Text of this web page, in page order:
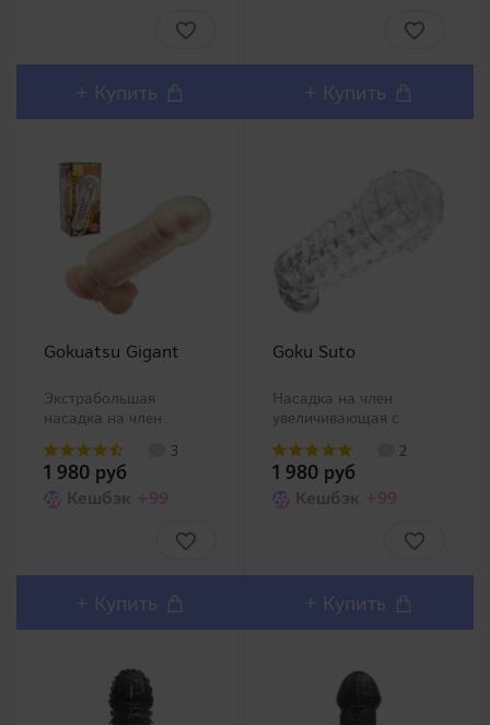
стимулятором клитора.
Стимуляторы точки "G"
выпирают с обеих
сторон для
миссионерской ..
+ Купить
размерах (Small, Large),
пожалуйста, выб..
+ Купить
Gokuatsu Gigant
Экстрабольшая
насадка на член
насадка на пенис для
тех, кто хочет
значительно увеличить
Безусловно, насадка
женщинам в
одиночных играх с..
3
1 980 руб
Кешбэк +99
+ Купить
Goku Suto
Насадка на член
увеличивающая с
насадка на член не
только значительно
укрупнит размеры
создаст дополнительно
воздействие на станки
влагалища
множеством ..
2
1 980 руб
Кешбэк +99
+ Купить